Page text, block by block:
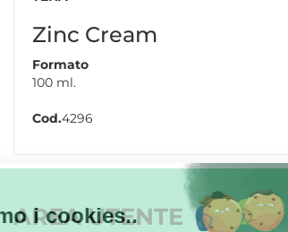
Zinc Cream
Formato
100 ml.
Cod.4296
AREA UTENTE